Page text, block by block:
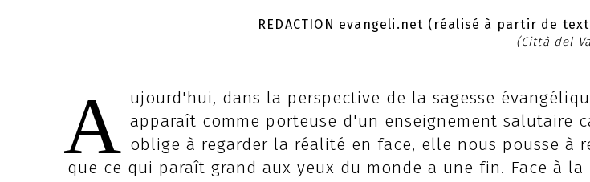
REDACTION evangeli.net (réalisé à partir de
(Città del
A ujourd'hui, dans la perspective de la sagesse
apparaît comme porteuse d'un enseignement salutaire
oblige à regarder la réalité en face, elle nous pousse à
que ce qui paraît grand aux yeux du monde a une fin. Face à